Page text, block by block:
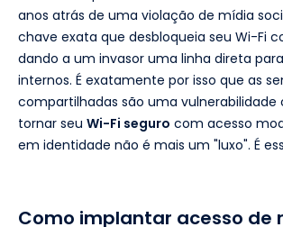
anos atrás de uma violação de mídia
chave exata que desbloqueia seu Wi-Fi
dando a um invasor uma linha direta
internos. É exatamente por isso que as
compartilhadas são uma vulnerabilidade
tornar seu Wi-Fi seguro com acesso
em identidade não é mais um "luxo". É
Como implantar acesso de